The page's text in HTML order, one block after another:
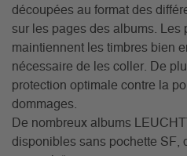
découpées au format des
sur les pages des albums. Les
maintiennent les timbres bien
nécessaire de les coller. De
protection optimale contre la
dommages.
De nombreux albums
disponibles sans pochette SF,